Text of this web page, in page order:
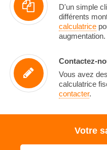
D'un simple
différents
calculatrice
augmentation.
Contactez-
Vous avez
calculatrice
contacter.
Votre